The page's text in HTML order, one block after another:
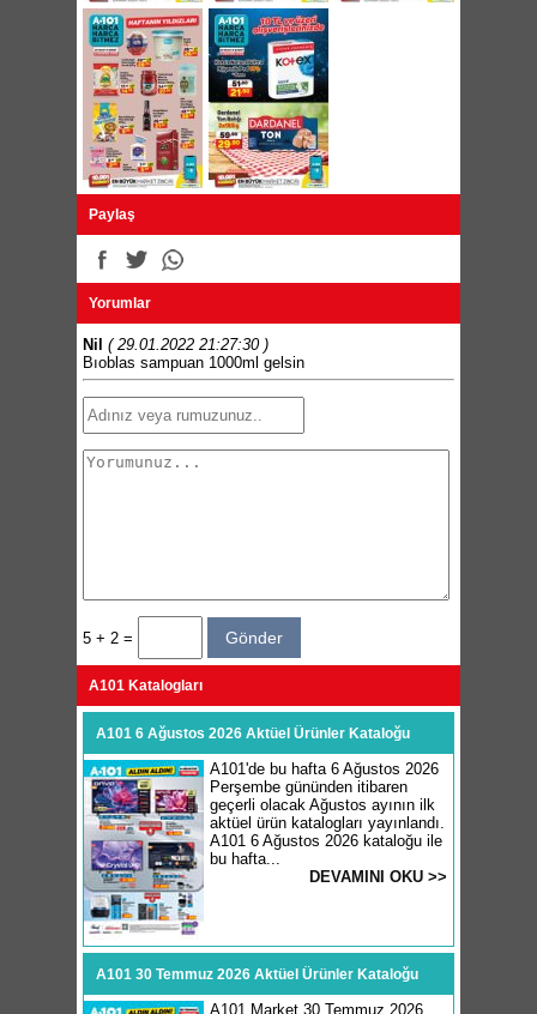
Paylaş
Yorumlar
Nil ( 29.01.2022 21:27:30 )
Bıoblas sampuan 1000ml gelsin
5 + 2 =
A101 Katalogları
A101 6 Ağustos 2026 Aktüel Ürünler Kataloğu
A101'de bu hafta 6 Ağustos 2026
Perşembe gününden itibaren
geçerli olacak Ağustos ayının ilk
aktüel ürün katalogları yayınlandı.
A101 6 Ağustos 2026 kataloğu ile
bu hafta...
DEVAMINI OKU >>
A101 30 Temmuz 2026 Aktüel Ürünler Kataloğu
A101 Market 30 Temmuz 2026